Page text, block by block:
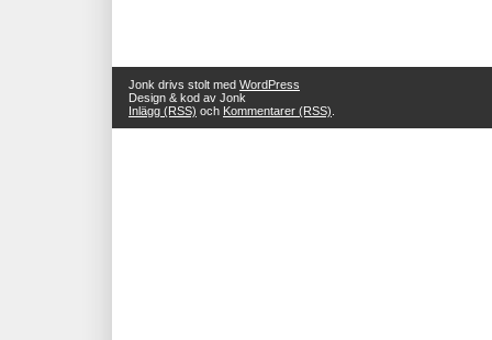
Jonk drivs stolt med WordPress
Design & kod av Jonk
Inlägg (RSS) och Kommentarer (RSS)